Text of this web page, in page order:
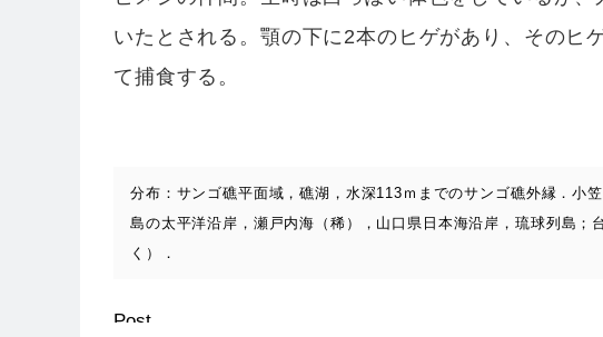
いたとされる。顎の下に2本のヒゲがあり、そのヒ
て捕食する。
分布：サンゴ礁平面域，礁湖，水深113ｍまでのサンゴ礁外縁．小
島の太平洋沿岸，瀬戸内海（稀），山口県日本海沿岸，琉球列島；
く）．
Post